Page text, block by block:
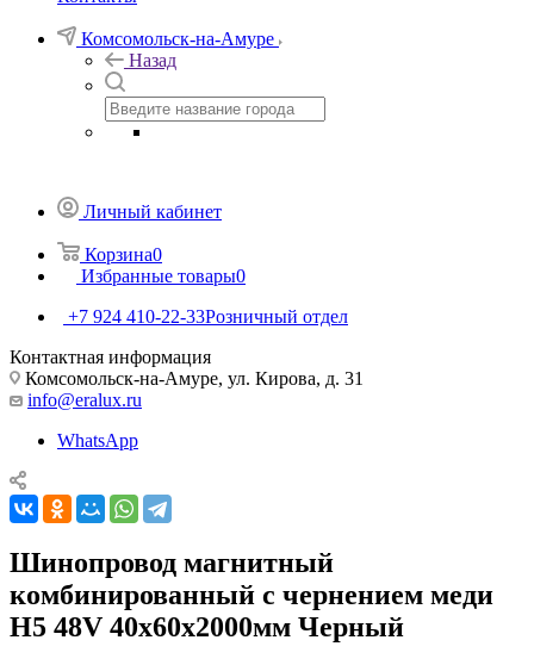
Комсомольск-на-Амуре
Назад
Личный кабинет
Корзина0
Избранные товары0
+7 924 410-22-33Розничный отдел
Контактная информация
Комсомольск-на-Амуре, ул. Кирова, д. 31
info@eralux.ru
WhatsApp
Шинопровод магнитный
комбинированный с чернением меди
H5 48V 40х60х2000мм Черный